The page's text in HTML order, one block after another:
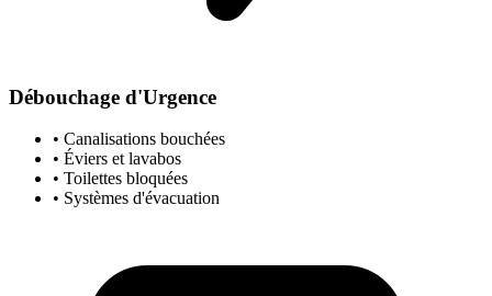
Débouchage d'Urgence
• Canalisations bouchées
• Éviers et lavabos
• Toilettes bloquées
• Systèmes d'évacuation